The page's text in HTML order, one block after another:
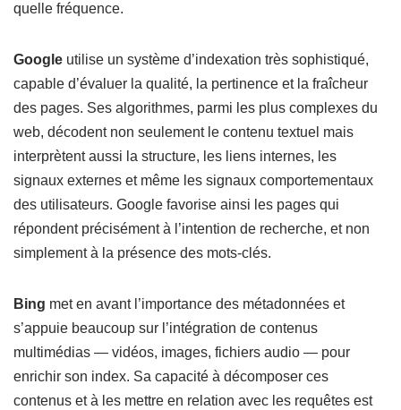
quelle fréquence.
Google utilise un système d’indexation très sophistiqué,
capable d’évaluer la qualité, la pertinence et la fraîcheur
des pages. Ses algorithmes, parmi les plus complexes du
web, décodent non seulement le contenu textuel mais
interprètent aussi la structure, les liens internes, les
signaux externes et même les signaux comportementaux
des utilisateurs. Google favorise ainsi les pages qui
répondent précisément à l’intention de recherche, et non
simplement à la présence des mots-clés.
Bing met en avant l’importance des métadonnées et
s’appuie beaucoup sur l’intégration de contenus
multimédias — vidéos, images, fichiers audio — pour
enrichir son index. Sa capacité à décomposer ces
contenus et à les mettre en relation avec les requêtes est